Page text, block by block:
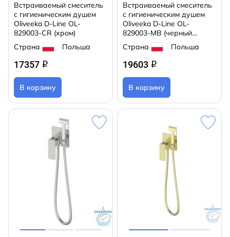
Встраиваемый смеситель
с гигиеническим душем
Oliveeka D-Line OL-
829003-CR (хром)
Страна
Польша
17357 q
В корзину
Встраиваемый смеситель
с гигиеническим душем
Oliveeka D-Line OL-
829003-MB (черный
матовый)
Страна Польша
19603 q
В корзину